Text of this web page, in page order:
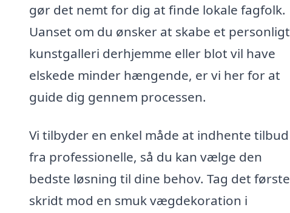
gør det nemt for dig at finde lokale fagfolk.
Uanset om du ønsker at skabe et personligt
kunstgalleri derhjemme eller blot vil have
elskede minder hængende, er vi her for at
guide dig gennem processen.
Vi tilbyder en enkel måde at indhente tilbud
fra professionelle, så du kan vælge den
bedste løsning til dine behov. Tag det første
skridt mod en smuk vægdekoration i